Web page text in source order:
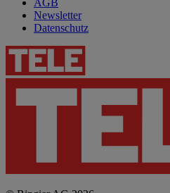
AGB
Newsletter
Datenschutz